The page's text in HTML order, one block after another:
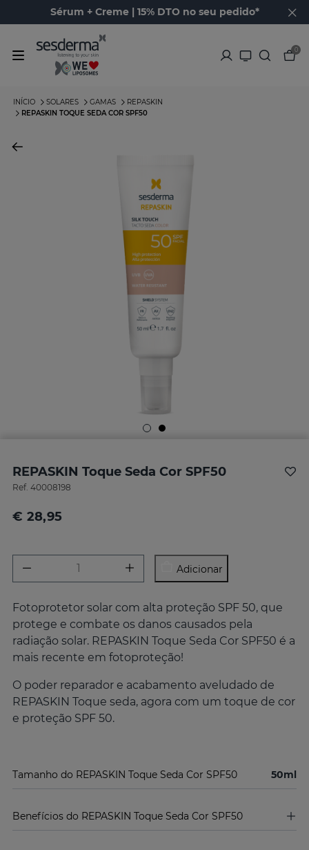
Sérum + Creme | 15% DTO no seu pedido*
0
INÍCIO SOLARES GAMAS
REPASKIN
REPASKIN TOQUE SEDA COR SPF50
REPASKIN Toque Seda Cor SPF50
Ref. 40008198
€ 28,95
Adicionar
Fotoprotetor solar com alta proteção SPF 50, que
protege e combate os danos causados pela
radiação solar. REPASKIN Toque Seda Cor SPF50 é a
mais recente em fotoproteção!
O poder reparador e acabamento aveludado de
REPASKIN Toque seda, agora com um toque de cor
e proteção SPF 50.
Tamanho do REPASKIN Toque Seda Cor SPF50 50ml
Benefícios do REPASKIN Toque Seda Cor SPF50